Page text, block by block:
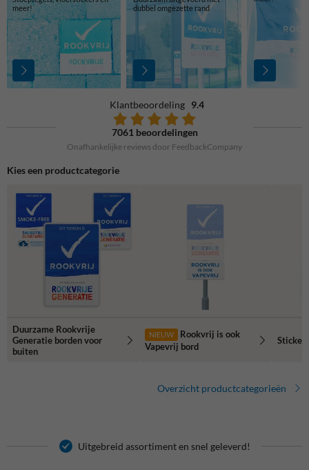
meer!
dubbel omgezette rand
Klantbeoordeling 9.4
7061 beoordelingen
Onafhankelijke reviews door FeedbackCompany
Kies een productcategorie
Duurzame Rookvrije
Generatie borden voor
buiten
NIEUW
Rookvrij is ook
Vapevrij bord
Overzicht productcategorieën
Uitgebreid assortiment en snel geleverd!